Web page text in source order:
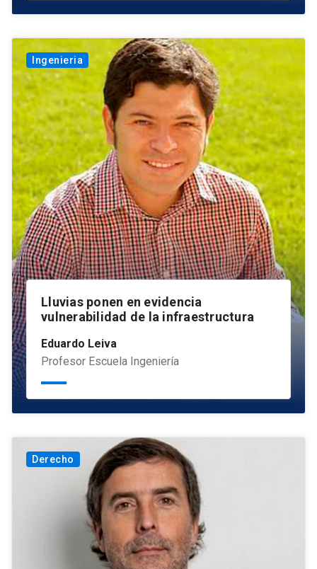
Ingenieria
Lluvias ponen en evidencia
vulnerabilidad de la infraestructura
Eduardo Leiva
Profesor Escuela Ingeniería
Derecho